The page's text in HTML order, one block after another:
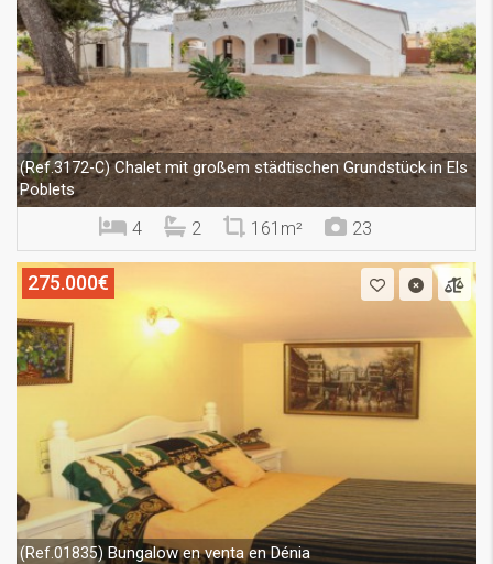
(Ref.3172-C)Chalet mit großem städtischen Grundstück in Els
Poblets
4 2 161m² 23
275.000€
(Ref.01835) Bungalow en venta en Dénia